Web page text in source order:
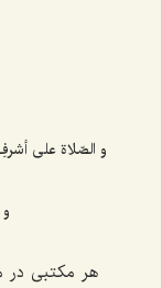
و الصّلاة علی
هر مکتبی در